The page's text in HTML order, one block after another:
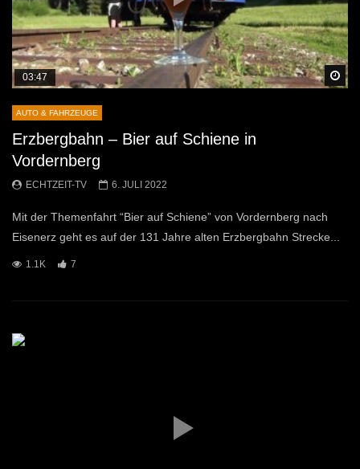
03:47
AUTO & FAHRZEUGE
Erzbergbahn – Bier auf Schiene in
Vordernberg
ECHTZEIT-TV 6. JULI 2022
Mit der Themenfahrt “Bier auf Schiene” von Vordernberg nach
Eisenerz geht es auf der 131 Jahre alten Erzbergbahn Strecke...
1.1K 7